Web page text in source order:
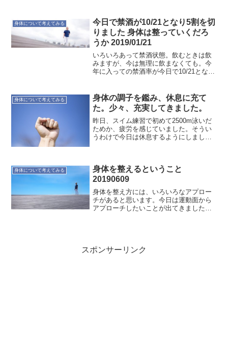
より少し多めに摂りました。参考にして
いるのはこの記事。普段...
身体について考えてみる
今日で禁酒が10/21となり5割を切
りました 身体は整っていくだろ
うか 2019/01/21
いろいろあって禁酒状態。飲むときは飲
みますが、今は無理に飲まなくても。今
年に入っての禁酒率が今日で10/21とな
が整うわけではないだろうけど、少しは
良い方向にいっている...
身体について考えてみる
身体の調子を鑑み、休息に充て
た。少々、充実してきました。
昨日、スイム練習で初めて2500m泳いだ
ためか、疲労を感じていました。そうい
うわけで今日は休息するようにしまし
ます。有意義な...
身体について考えてみる
身体を整えるということ
20190609
身体を整え方には、いろいろなアプロー
チがあると思います。今日は運動面から
アプローチしたいことが出てきました。
スポンサーリンク